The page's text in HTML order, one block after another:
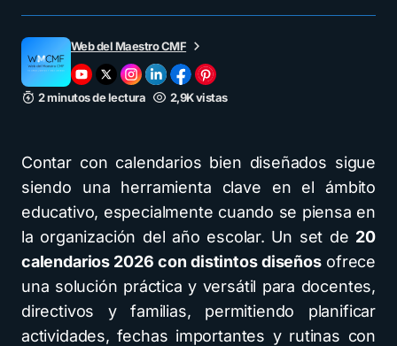
Web del Maestro CMF
2 minutos de lectura 2,9K vistas
Contar con calendarios bien diseñados sigue
siendo una herramienta clave en el ámbito
educativo, especialmente cuando se piensa en
la organización del año escolar. Un set de 20
calendarios 2026 con distintos diseñosofrece
una solución práctica y versátil para docentes,
directivos y familias, permitiendo planificar
actividades, fechas importantes y rutinas con